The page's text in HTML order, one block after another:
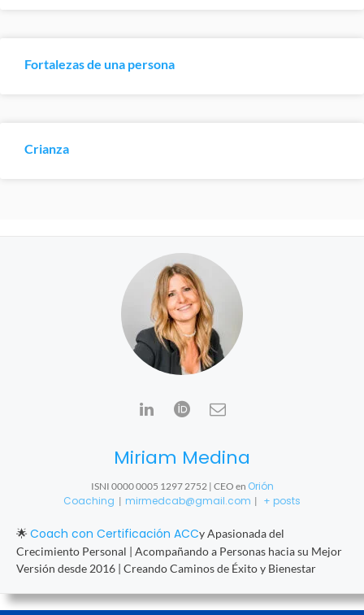
Fortalezas de una persona
Crianza
Miriam Medina
ISNI 0000 0005 1297 2752 | CEO en Orión
Coaching | mirmedcab@gmail.com | + posts
🌟 Coach con Certificación ACCy Apasionada del
Crecimiento Personal | Acompañando a Personas hacia su Mejor
Versión desde 2016 | Creando Caminos de Éxito y Bienestar